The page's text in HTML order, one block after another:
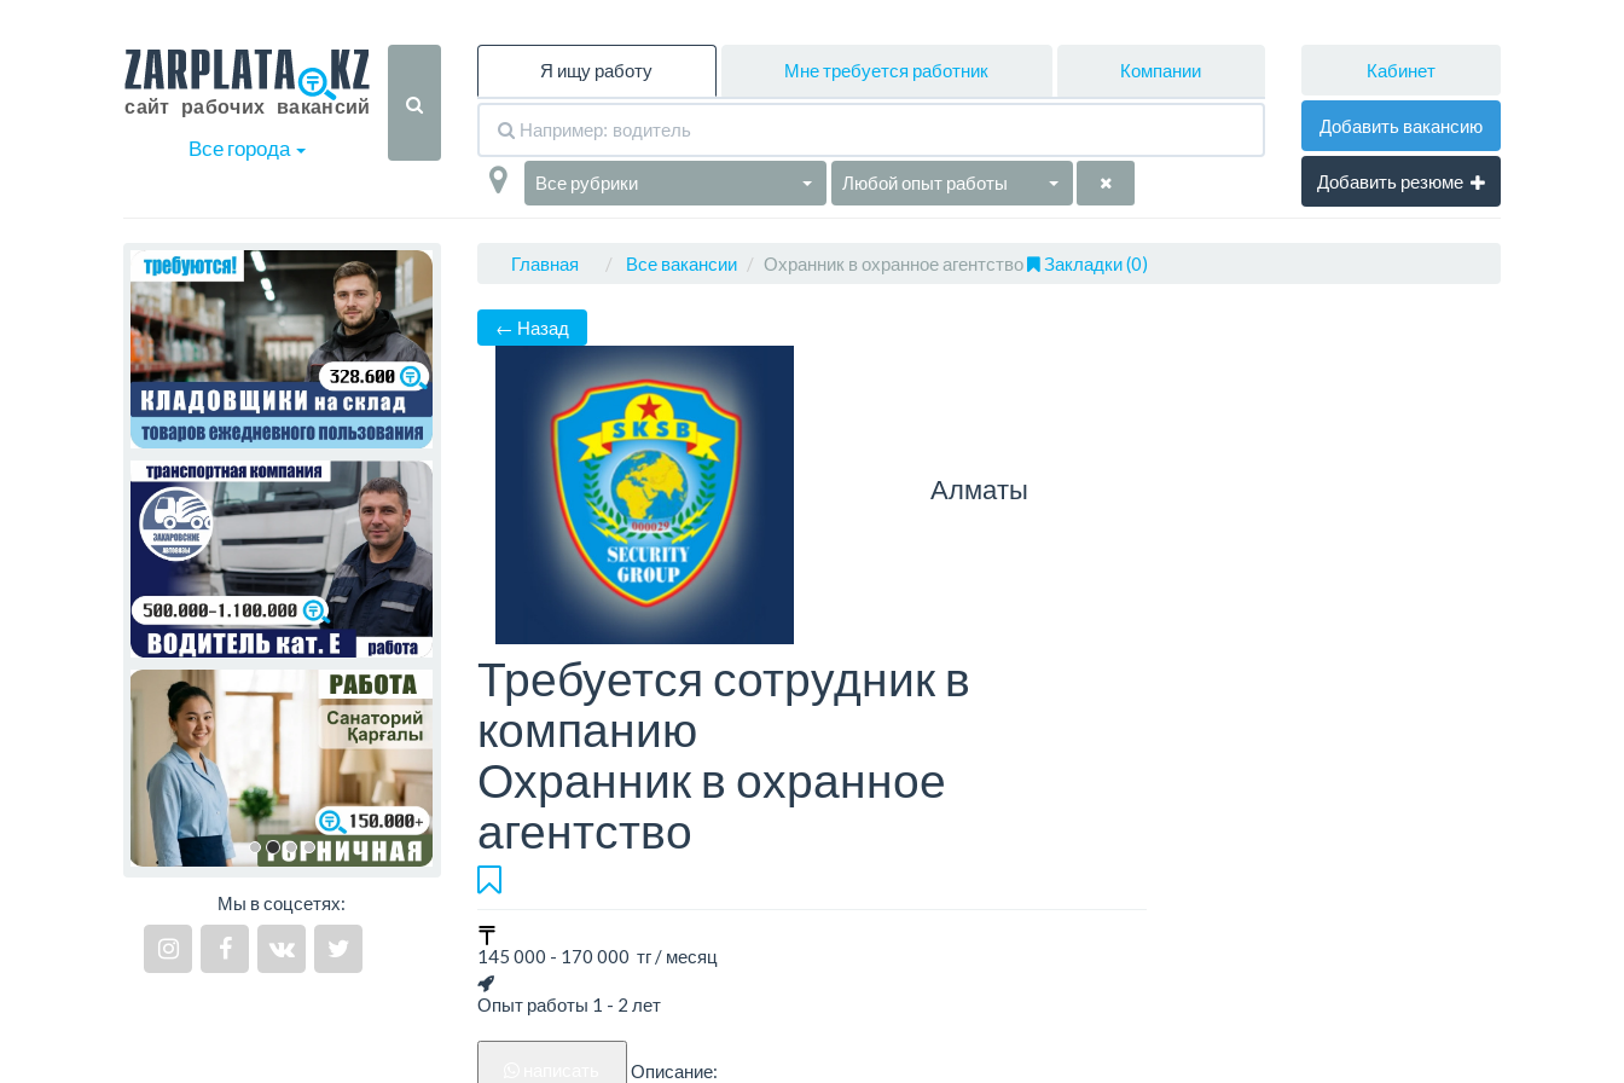
Все города
Я ищу работу Мне требуется работник Компании
Все рубрики Любой опыт работы
Кабинет
Добавить вакансию
Добавить резюме
Мы в соцсетях:
Главная Все вакансии Охранник в охранное агентство Закладки (0)
← Назад
Алматы
Требуется сотрудник в
компанию
Охранник в охранное
агентство
145 000 - 170 000 тг / месяц
Опыт работы 1 - 2 лет
Описание: